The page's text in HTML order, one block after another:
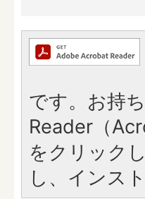
です。お持
Reader（
をクリック
し、インス